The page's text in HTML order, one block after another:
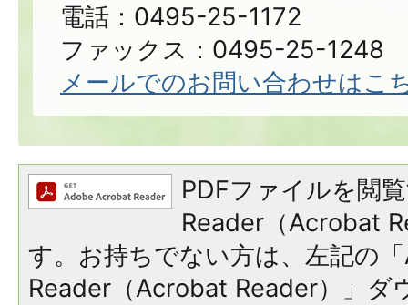
電話：0495-25-1172
ファックス：0495-25-1248
メールでのお問い合わせはこ
PDFファイルを閲
Reader（Acrobat
す。お持ちでない方は、左記の
Reader（Acrobat Reader）」ダ